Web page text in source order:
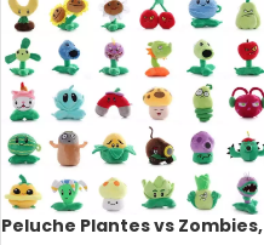
Peluche Plantes vs Zombies,